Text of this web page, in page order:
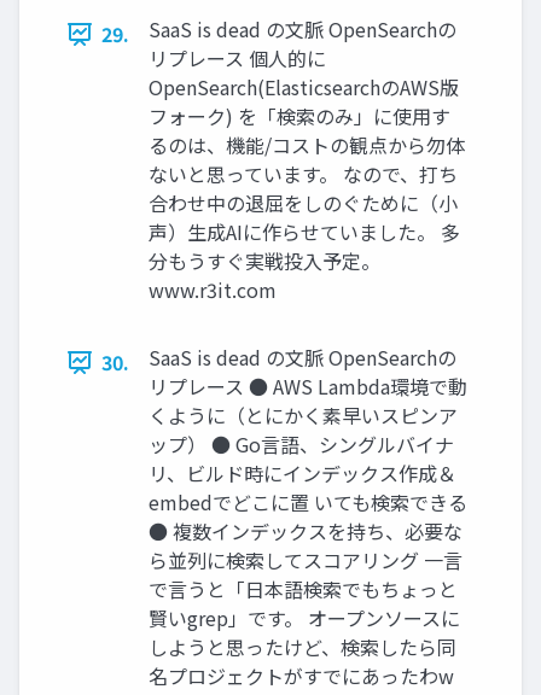
29.
SaaS is dead の文脈 OpenSearchの
リプレース 個人的に
OpenSearch(ElasticsearchのAWS版
フォーク) を「検索のみ」に使用す
るのは、機能/コストの観点から勿体
ないと思っています。 なので、打ち
合わせ中の退屈をしのぐために（小
声）生成AIに作らせていました。 多
分もうすぐ実戦投入予定。
www.r3it.com
30.
SaaS is dead の文脈 OpenSearchの
リプレース ● AWS Lambda環境で動
くように（とにかく素早いスピンア
ップ） ● Go言語、シングルバイナ
リ、ビルド時にインデックス作成＆
embedでどこに置 いても検索できる
● 複数インデックスを持ち、必要な
ら並列に検索してスコアリング 一言
で言うと「日本語検索でもちょっと
賢いgrep」です。 オープンソースに
しようと思ったけど、検索したら同
名プロジェクトがすでにあったわw